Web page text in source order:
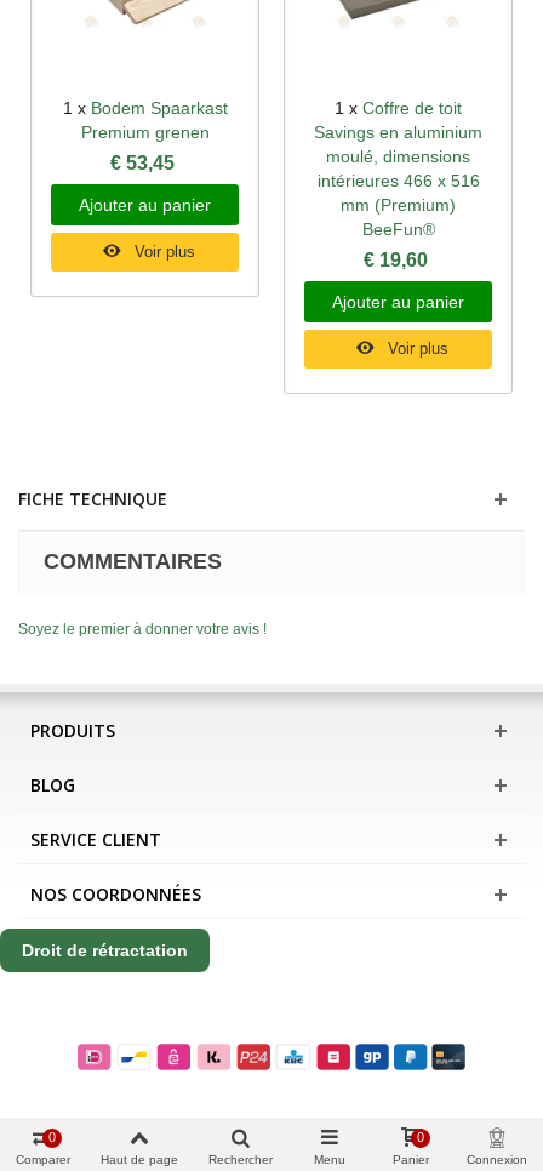
1 x Bodem Spaarkast
Premium grenen
€ 53,45
Ajouter au panier
Voir plus
1 x Coffre de toit
Savings en aluminium
moulé, dimensions
intérieures 466 x 516
mm (Premium)
BeeFun®
€ 19,60
Ajouter au panier
Voir plus
FICHE TECHNIQUE
COMMENTAIRES
Soyez le premier à donner votre avis !
PRODUITS
BLOG
SERVICE CLIENT
NOS COORDONNÉES
Droit de rétractation
Comparer
0
Haut de page Rechercher Menu Panier
0
Connexion